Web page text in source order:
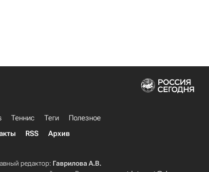
Теннис Теги
Полезное
RSS Архив
редактор: Гаврилова А.В.